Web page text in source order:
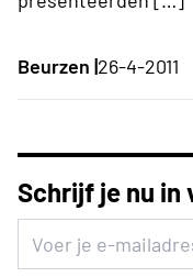
Beurzen |26-4-2011
Schrijf je nu in